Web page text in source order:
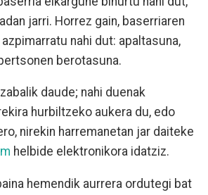
jarri. Horrez gain, baserriaren
nahi dut: apaltasuna,
berotasuna.
daude; nahi duenak
hurbiltzeko aukera du, edo
nirekin harremanetan jar daiteke
helbide elektronikora idatziz.
hemendik aurrera ordutegi bat